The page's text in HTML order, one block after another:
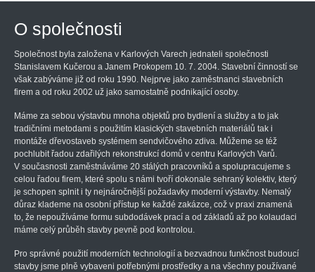
O společnosti
Společnost byla založena v Karlových Varech jednateli společnosti
Stanislavem Kučerou a Janem Prokopem 10. 7. 2004. Stavební činností se
však zabýváme již od roku 1990. Nejprve jako zaměstnanci stavebních
firem a od roku 2002 už jako samostatně podnikající osoby.
Máme za sebou výstavbu mnoha objektů pro bydlení a služby a to jak
tradičními metodami s použitím klasických stavebních materiálů tak i
montáže dřevostaveb systémem sendvičového zdiva. Můžeme se též
pochlubit řadou zdařilých rekonstrukcí domů v centru Karlových Varů.
V současnosti zaměstnáváme 20 stálých pracovníků a spolupracujeme s
celou řadou firem, které spolu s námi tvoří dokonale sehraný kolektiv, který
je schopen splnit i ty nejnáročnější požadavky moderní výstavby. Nemalý
důraz klademe na osobní přístup ke každé zakázce, což v praxi znamená
to, že nepoužíváme formu subdodávek prací a od základů až po kolaudaci
máme celý průběh stavby pevně pod kontrolou.
Pro správné použití moderních technologií a bezvadnou funkčnost budoucí
stavby jsme plně vybaveni potřebnými prostředky a na všechny používané